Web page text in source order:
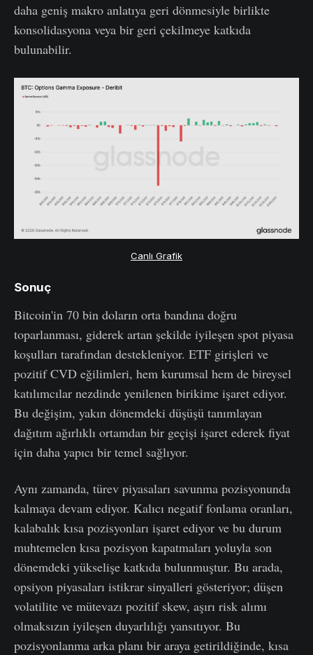
daha geniş makro anlatıya geri dönmesiyle birlikte
konsolidasyona veya bir geri çekilmeye katkıda
bulunabilir.
Canlı Grafik
Sonuç
Bitcoin'in 70 bin doların orta bandına doğru
toparlanması, giderek artan şekilde iyileşen spot piyasa
koşulları tarafından destekleniyor. ETF girişleri ve
pozitif CVD eğilimleri, hem kurumsal hem de bireysel
katılımcılar nezdinde yenilenen birikime işaret ediyor.
Bu değişim, yakın dönemdeki düşüşü tanımlayan
dağıtım ağırlıklı ortamdan bir geçişi işaret ederek fiyat
için daha yapıcı bir temel sağlıyor.
Aynı zamanda, türev piyasaları savunma pozisyonunda
kalmaya devam ediyor. Kalıcı negatif fonlama oranları,
kalabalık kısa pozisyonları işaret ediyor ve bu durum
muhtemelen kısa pozisyon kapatmaları yoluyla son
dönemdeki yükselişe katkıda bulunmuştur. Bu arada,
opsiyon piyasaları istikrar sinyalleri gösteriyor; düşen
volatilite ve mütevazı pozitif skew, aşırı risk alımı
olmaksızın iyileşen duyarlılığı yansıtıyor. Bu
pozisyonlanma arka planı bir araya getirildiğinde, kısa